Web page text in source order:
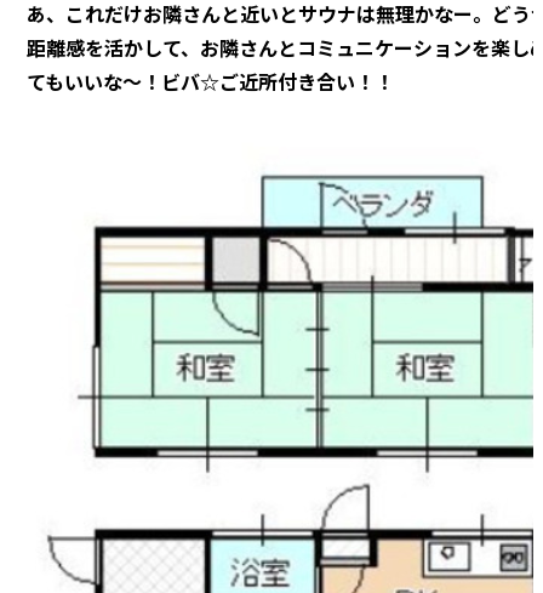
あ、これだけお隣さんと近いとサウナは無理かなー。どう
距離感を活かして、お隣さんとコミュニケーションを楽し
てもいいな～！ビバ☆ご近所付き合い！！